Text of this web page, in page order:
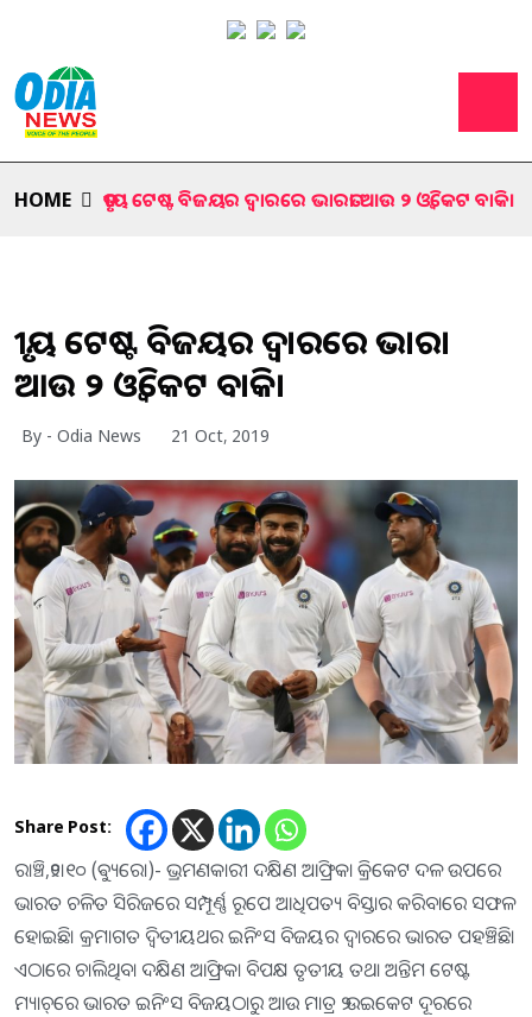
HOME ତୃତୀୟ ଟେଷ୍ଟ ବିଜୟର ଦ୍ବାରରେ ଭାରତ। ଆଉ ୨ ଓ୍ବିକେଟ ବାକି।
ତୃତୀୟ ଟେଷ୍ଟ ବିଜୟର ଦ୍ବାରରେ ଭାରତ।
ଆଉ ୨ ଓ୍ବିକେଟ ବାକି।
By - Odia News 21 Oct, 2019
Share Post:
ରାଞ୍ଚି,୨୧।୧୦ (ଵ୍ୟୁରୋ)- ଭ୍ରମଣକାରୀ ଦକ୍ଷିଣ ଆଫ୍ରିକା କ୍ରିକେଟ ଦଳ ଉପରେ
ଭାରତ ଚଳିତ ସିରିଜରେ ସମ୍ପୂର୍ଣ୍ଣ ରୂପେ ଆଧିପତ୍ୟ ବିସ୍ତାର କରିବାରେ ସଫଳ
ହୋଇଛି। କ୍ରମାଗତ ଦ୍ୱିତୀୟଥର ଇନିଂସ ବିଜୟର ଦ୍ୱାରରେ ଭାରତ ପହଞ୍ଚିଛି।
ଏଠାରେ ଚାଲିଥିବା ଦକ୍ଷିଣ ଆଫ୍ରିକା ବିପକ୍ଷ ତୃତୀୟ ତଥା ଅନ୍ତିମ ଟେଷ୍ଟ
ମ୍ୟାଚ୍‌ରେ ଭାରତ ଇନିଂସ ବିଜୟଠାରୁ ଆଉ ମାତ୍ର ୨ ଉଇକେଟ ଦୂରରେ